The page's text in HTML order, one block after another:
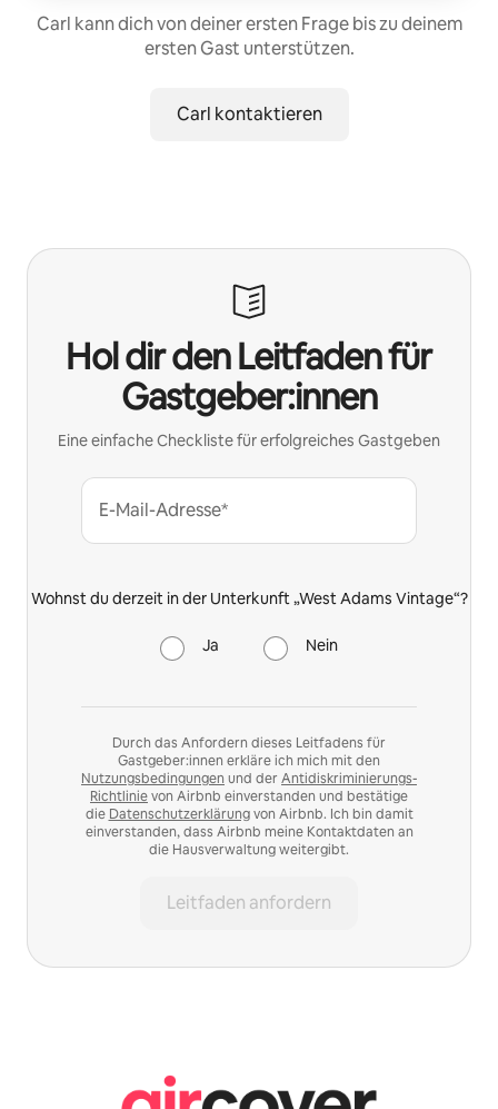
Carl kann dich von deiner ersten Frage bis zu deinem
ersten Gast unterstützen.
Carl kontaktieren
Hol dir den Leitfaden für
Gastgeber:innen
Eine einfache Checkliste für erfolgreiches Gastgeben
E-Mail-Adresse*
Wohnst du derzeit in der Unterkunft „West Adams Vintage“?
Ja Nein
Durch das Anfordern dieses Leitfadens für
Gastgeber:innen erkläre ich mich mit den
Nutzungsbedingungen und der Antidiskriminierungs-
Richtlinievon Airbnb einverstanden und bestätige
die Datenschutzerklärungvon Airbnb. Ich bin damit
einverstanden, dass Airbnb meine Kontaktdaten an
die Hausverwaltung weitergibt.
Leitfaden anfordern